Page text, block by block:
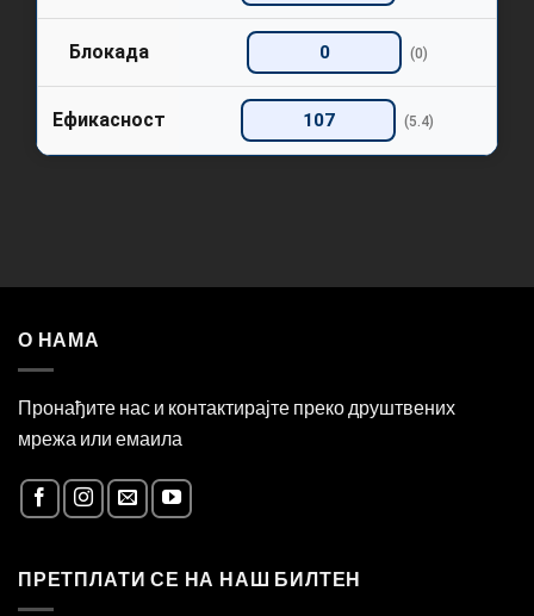
Блокада 0 (0)
Ефикасност 107 (5.4)
О НАМА
Пронађите нас и контактирајте преко друштвених
мрежа или емаила
ПРЕТПЛАТИ СЕ НА НАШ БИЛТЕН